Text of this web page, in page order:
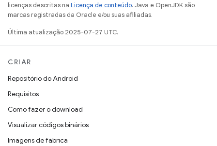
licenças descritas na Licença de conteúdo. Java e OpenJDK são
marcas registradas da Oracle e/ou suas afiliadas.
Última atualização 2025-07-27 UTC.
CRIAR
Repositório do Android
Requisitos
Como fazer o download
Visualizar códigos binários
Imagens de fábrica